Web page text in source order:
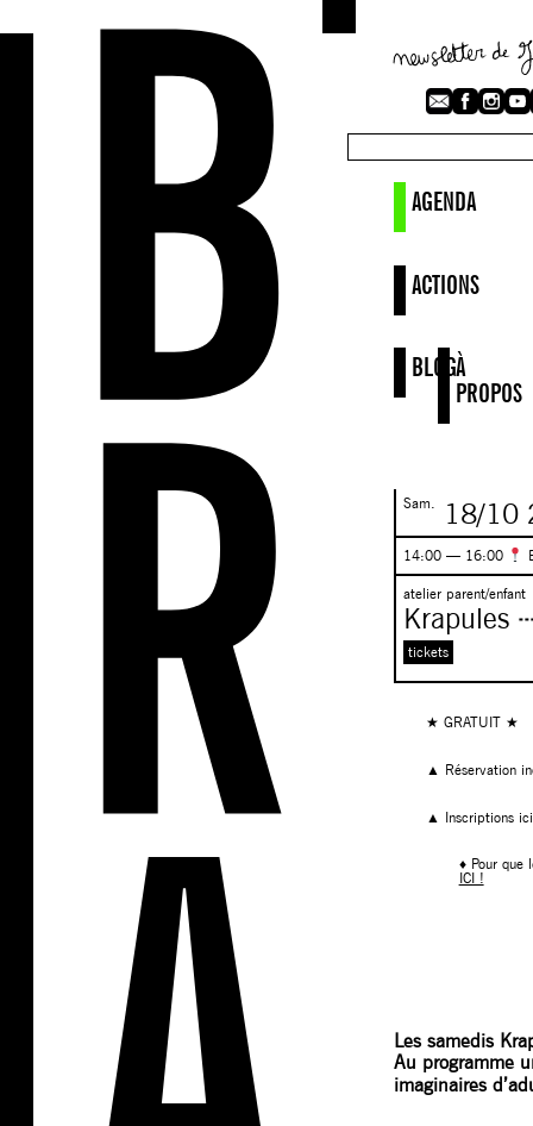
AGENDA
ACTIONS
BLOGÀ
PROPOS
Sam. 18/10
14:00 — 16:00
atelier parent/enfant
Krapules
tickets
★ GRATUIT ★
▲ Réservation
▲ Inscriptions
♦ Pour que
ICI !
Les samedis
Au programme
imaginaires